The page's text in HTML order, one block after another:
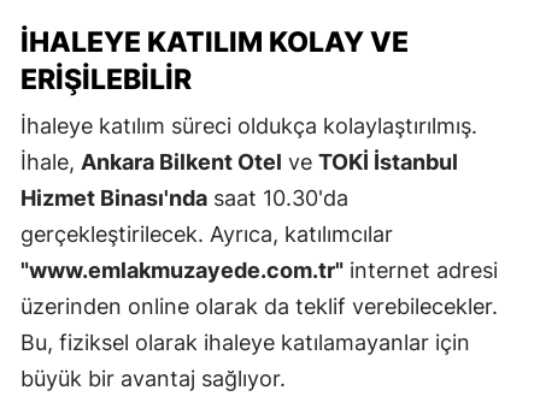
İHALEYE KATILIM KOLAY VE
ERIŞILEBILIR
İhaleye katılım süreci oldukça kolaylaştırılmış.
İhale, Ankara Bilkent Otel ve TOKİ İstanbul
Hizmet Binası'nda saat 10.30'da
gerçekleştirilecek. Ayrıca, katılımcılar
"www.emlakmuzayede.com.tr" internet adresi
üzerinden online olarak da teklif verebilecekler.
Bu, fiziksel olarak ihaleye katılamayanlar için
büyük bir avantaj sağlıyor.